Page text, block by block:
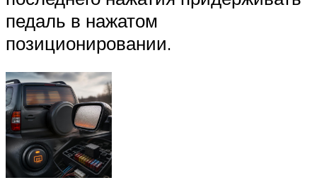
педаль в нажатом
позиционировании.